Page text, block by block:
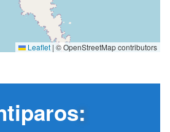
Leaflet | © OpenStreetMap contributors
: